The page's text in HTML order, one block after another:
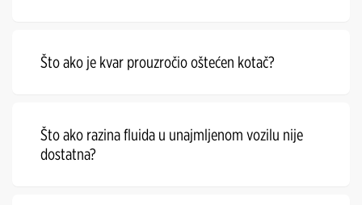
Što ako je kvar prouzročio oštećen kotač?
Što ako razina fluida u unajmljenom vozilu nije
dostatna?